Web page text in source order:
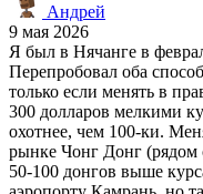
Андрей
9 мая 2026
Я был в Нячанге в
Перепробовал оба
только если менять в
300 долларов мелкими
охотнее, чем 100-ки.
рынке Чонг Донг (рядом
50-100 донгов выше